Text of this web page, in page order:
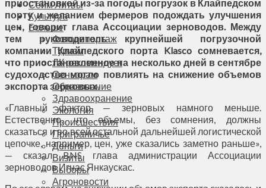
Сейм Литвы
Культура
Больше
Фоторепортаж
Туризм
ЛК рекомендует
Сеньорам
Образование
Здравоохранение
Экология
Происшествия
Приграничье
Деньги
Визиты
Выборы
Агроновости
приостановкой из-за погоды погрузок в Клайпедском
порту и желанием фермеров подождать улучшения
цен, говорит глава Ассоциации зерноводов. Между
тем руководитель крупнейшей погрузочной
компании Клайпедского порта Klasco сомневается,
что приостановленное на несколько дней в сентябре
судоходство могло повлиять на снижение объемов
экспорта зерновых.
«Главный фактор — зерновых намного меньше.
Естественно, что объемы, без сомнения, должны
сказаться и во всей остальной дальнейшей логистической
цепочке, например, цен, уже сказались заметно раньше»,
— сказал BNS глава администрации Ассоциации
зерноводов Игнас Янкаускас.